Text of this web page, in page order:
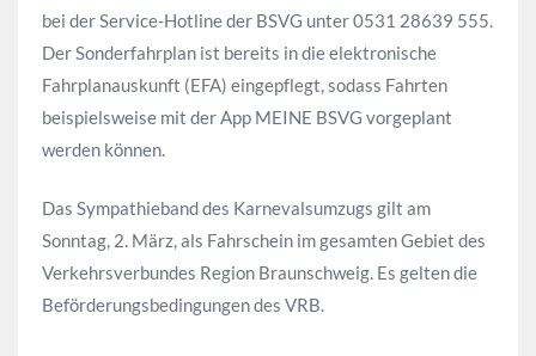
bei der Service-Hotline der BSVG unter 0531 28639 555.
Der Sonderfahrplan ist bereits in die elektronische
Fahrplanauskunft (EFA) eingepflegt, sodass Fahrten
beispielsweise mit der App MEINE BSVG vorgeplant
werden können.
Das Sympathieband des Karnevalsumzugs gilt am
Sonntag, 2. März, als Fahrschein im gesamten Gebiet des
Verkehrsverbundes Region Braunschweig. Es gelten die
Beförderungsbedingungen des VRB.